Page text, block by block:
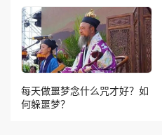
每天做噩梦念什么咒才好？如
何躲噩梦？